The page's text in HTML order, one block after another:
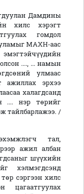
Дамдины
хилс хэрэгт
гомдол
МАХН-аас
...., ... намын
улмаас
ажиллах эрхээ
халагдсанд
.... нэр төрийг
тайлбарлажээ. /
тал,
ажил албан
шүүхийн
хэлмэгдсэнд
сэргээн хилс
цагаатгуулах